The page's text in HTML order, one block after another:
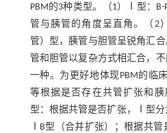
PBM的3种类型。（1）Ⅰ型：
管与胰管的角度呈直角。（2
管）型，胰管与胆管呈锐角汇
管和胆管以复杂方式相汇合，
一种。为更好地体现PBM的临
等根据是否存在共管扩张和胰
型：根据共管是否扩张，Ⅰ型
ⅠB型（合并扩张）；根据共